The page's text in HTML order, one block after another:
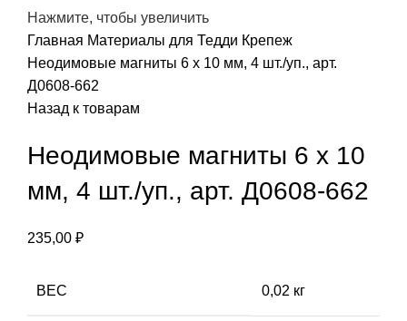
Нажмите, чтобы увеличить
Главная Материалы для Тедди Крепеж
Неодимовые магниты 6 х 10 мм, 4 шт./уп., арт.
Д0608-662
Назад к товарам
Неодимовые магниты 6 х 10
мм, 4 шт./уп., арт. Д0608-662
235,00 ₽
ВЕС 0,02 кг